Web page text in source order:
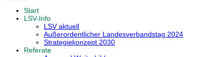
Start
LSV-Info
LSV aktuell
Außerordentlicher Landesverbandstag 2024
Strategiekonzept 2030
Referate